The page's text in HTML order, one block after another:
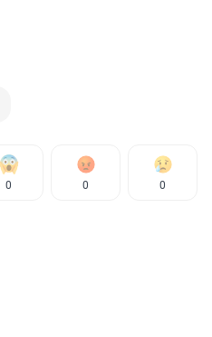
0 0 0